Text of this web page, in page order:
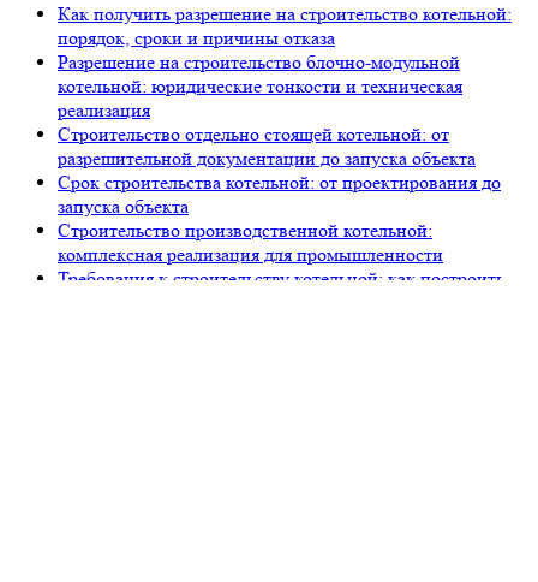
Как получить разрешение на строительство котельной:
порядок, сроки и причины отказа
Разрешение на строительство блочно-модульной
котельной: юридические тонкости и техническая
реализация
Строительство отдельно стоящей котельной: от
разрешительной документации до запуска объекта
Срок строительства котельной: от проектирования до
запуска объекта
Строительство производственной котельной:
комплексная реализация для промышленности
Требования к строительству котельной: как построить